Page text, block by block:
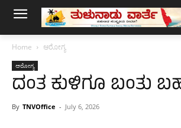
Home ಆರೋಗ್ಯ
ಆರೋಗ್ಯ
ದಂತ ಕುಳಿಗೂ ಬಂತು
By TNVOffice - July 6, 2026